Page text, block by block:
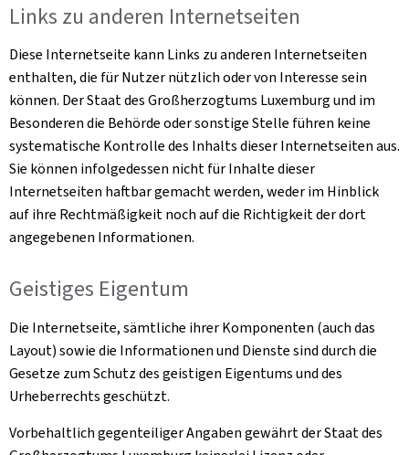
Links zu anderen Internetseiten
Diese Internetseite kann Links zu anderen Internetseiten
enthalten, die für Nutzer nützlich oder von Interesse sein
können. Der Staat des Großherzogtums Luxemburg und im
Besonderen die Behörde oder sonstige Stelle führen keine
systematische Kontrolle des Inhalts dieser Internetseiten aus.
Sie können infolgedessen nicht für Inhalte dieser
Internetseiten haftbar gemacht werden, weder im Hinblick
auf ihre Rechtmäßigkeit noch auf die Richtigkeit der dort
angegebenen Informationen.
Geistiges Eigentum
Die Internetseite, sämtliche ihrer Komponenten (auch das
Layout) sowie die Informationen und Dienste sind durch die
Gesetze zum Schutz des geistigen Eigentums und des
Urheberrechts geschützt.
Vorbehaltlich gegenteiliger Angaben gewährt der Staat des